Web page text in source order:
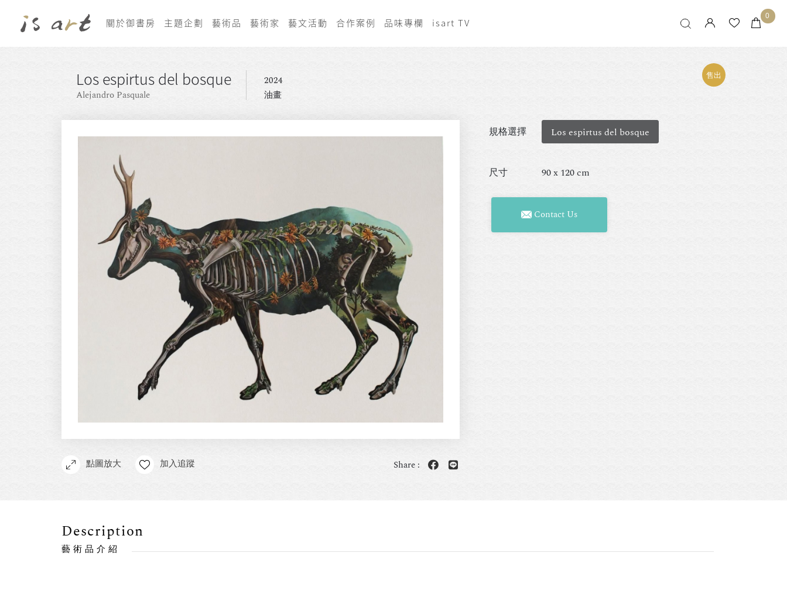
關於御書房 主題企劃 藝術品 藝術家 藝文活動 合作案例 品味專欄 isart TV
0
Los espirtus del bosque
Alejandro Pasquale
2024
油畫
售出
點圖放大 加入追蹤 Share :
規格選擇 Los espirtus del bosque
尺寸 90 x 120 cm
Contact Us
Description
藝術品介紹